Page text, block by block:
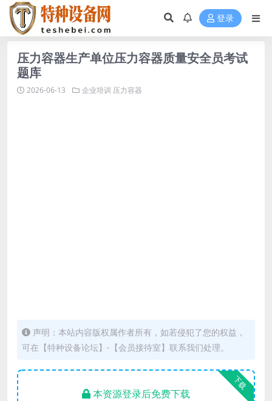
登录
压力容器生产单位压力容器质量安全员考试
题库
2026-06-13 企业培训 压力容器
声明：本站内容版权属作者所有，如若侵犯了您的权益，
可在【特种设备论坛】-【会员接待室】联系我们处理。
下载
本资源登录后免费下载